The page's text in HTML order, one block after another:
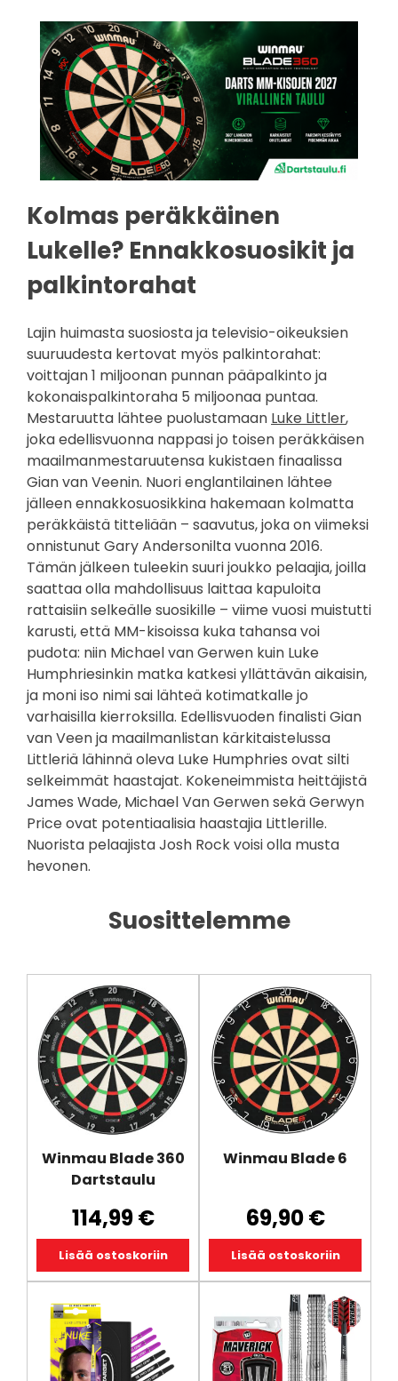
Kolmas peräkkäinen
Lukelle? Ennakkosuosikit ja
palkintorahat
Lajin huimasta suosiosta ja televisio-oikeuksien
suuruudesta kertovat myös palkintorahat:
voittajan 1 miljoonan punnan pääpalkinto ja
kokonaispalkintoraha 5 miljoonaa puntaa.
Mestaruutta lähtee puolustamaan Luke Littler,
joka edellisvuonna nappasi jo toisen peräkkäisen
maailmanmestaruutensa kukistaen finaalissa
Gian van Veenin. Nuori englantilainen lähtee
jälleen ennakkosuosikkina hakemaan kolmatta
peräkkäistä titteliään – saavutus, joka on viimeksi
onnistunut Gary Andersonilta vuonna 2016.
Tämän jälkeen tuleekin suuri joukko pelaajia, joilla
saattaa olla mahdollisuus laittaa kapuloita
rattaisiin selkeälle suosikille – viime vuosi muistutti
karusti, että MM-kisoissa kuka tahansa voi
pudota: niin Michael van Gerwen kuin Luke
Humphriesinkin matka katkesi yllättävän aikaisin,
ja moni iso nimi sai lähteä kotimatkalle jo
varhaisilla kierroksilla. Edellisvuoden finalisti Gian
van Veen ja maailmanlistan kärkitaistelussa
Littleriä lähinnä oleva Luke Humphries ovat silti
selkeimmät haastajat. Kokeneimmista heittäjistä
James Wade, Michael Van Gerwen sekä Gerwyn
Price ovat potentiaalisia haastajia Littlerille.
Nuorista pelaajista Josh Rock voisi olla musta
hevonen.
Suosittelemme
Winmau Blade 360
Dartstaulu
114,99€
Lisää ostoskoriin
Winmau Blade 6
69,90€
Lisää ostoskoriin
tuotteella
on
useampi